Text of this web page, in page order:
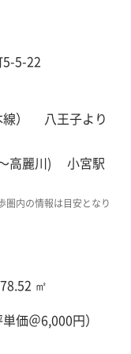
5-22
線） 八王子より
高麗川) 小宮駅
内の情報は目安となり
㎡
価＠6,000円）